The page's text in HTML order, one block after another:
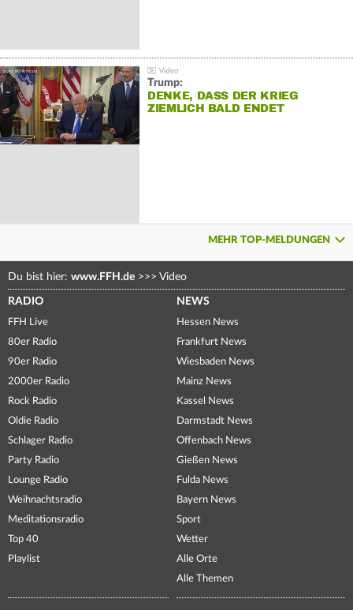
Trump:
DENKE, DASS DER KRIEG
ZIEMLICH BALD ENDET
MEHR TOP-MELDUNGEN
Du bist hier: www.FFH.de >>> Video
RADIO
FFH Live
80er Radio
90er Radio
2000er Radio
Rock Radio
Oldie Radio
Schlager Radio
Party Radio
Lounge Radio
Weihnachtsradio
Meditationsradio
Top 40
Playlist
NEWS
Hessen News
Frankfurt News
Wiesbaden News
Mainz News
Kassel News
Darmstadt News
Offenbach News
Gießen News
Fulda News
Bayern News
Sport
Wetter
Alle Orte
Alle Themen